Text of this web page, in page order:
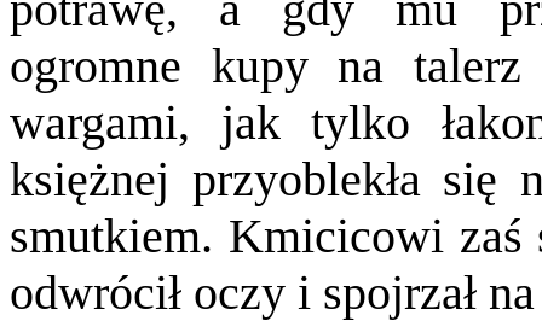
ogromne kupy na
wargami, jak tylko
księżnej przyoblekła się
smutkiem. Kmicicowi zaś
odwrócił oczy i spojrzał